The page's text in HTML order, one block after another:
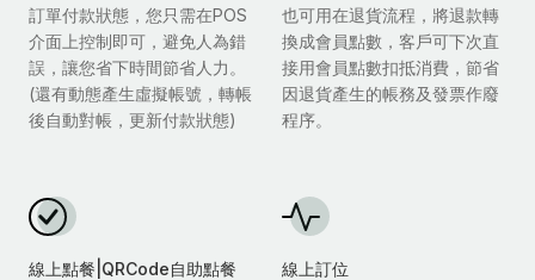
訂單付款狀態，您只需在POS
介面上控制即可，避免人為錯
誤，讓您省下時間節省人力。
(還有動態產生虛擬帳號，轉帳
後自動對帳，更新付款狀態)
也可用在退貨流程，將退款轉
換成會員點數，客戶可下次直
接用會員點數扣抵消費，節省
因退貨產生的帳務及發票作廢
程序。
線上點餐|QRCode自助點餐
線上訂位